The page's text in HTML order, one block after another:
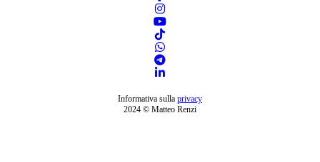
Informativa sulla privacy
2024 © Matteo Renzi